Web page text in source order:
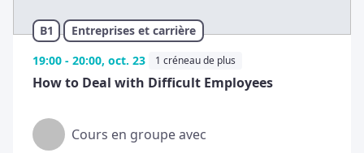
B1
Entreprises et carrière
19:00 - 20:00, oct. 23
1 créneau de plus
How to Deal with Difficult Employees
Cours en groupe avec